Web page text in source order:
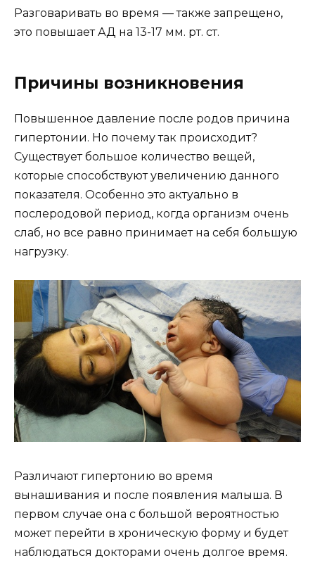
Разговаривать во время — также запрещено,
это повышает АД на 13-17 мм. рт. ст.
Причины возникновения
Повышенное давление после родов причина
гипертонии. Но почему так происходит?
Существует большое количество вещей,
которые способствуют увеличению данного
показателя. Особенно это актуально в
послеродовой период, когда организм очень
слаб, но все равно принимает на себя большую
нагрузку.
Различают гипертонию во время
вынашивания и после появления малыша. В
первом случае она с большой вероятностью
может перейти в хроническую форму и будет
наблюдаться докторами очень долгое время.